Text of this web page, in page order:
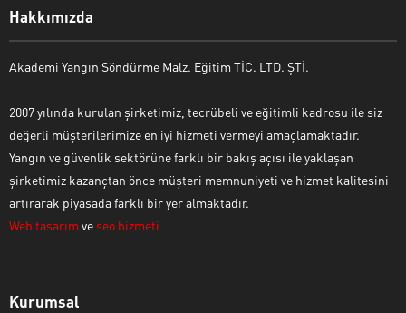
Hakkımızda
Akademi Yangın Söndürme Malz. Eğitim TİC. LTD. ŞTİ.
2007 yılında kurulan şirketimiz, tecrübeli ve eğitimli kadrosu ile siz
değerli müşterilerimize en iyi hizmeti vermeyi amaçlamaktadır.
Yangın ve güvenlik sektörüne farklı bir bakış açısı ile yaklaşan
şirketimiz kazançtan önce müşteri memnuniyeti ve hizmet kalitesini
artırarak piyasada farklı bir yer almaktadır.
Web tasarım ve seo hizmeti
Kurumsal